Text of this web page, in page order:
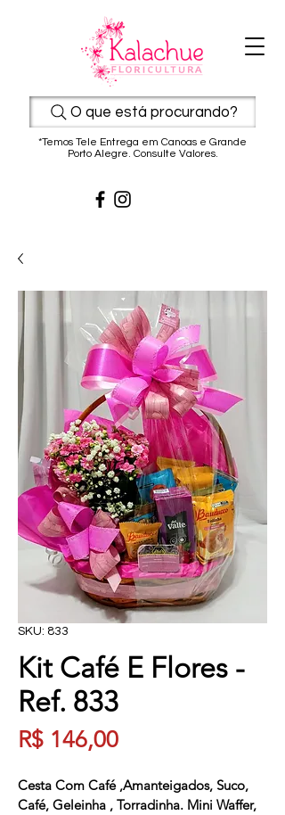
O que está procurando?
*Temos Tele Entrega em Canoas e Grande
Porto Alegre. Consulte Valores.
SKU: 833
Kit Café E Flores -
Ref. 833
R$ 146,00Preço
Cesta Com Café ,Amanteigados, Suco,
Café, Geleinha , Torradinha. Mini Waffer,